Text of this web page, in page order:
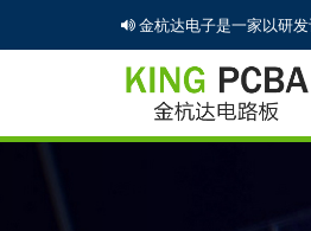
金杭达电子是一家以研